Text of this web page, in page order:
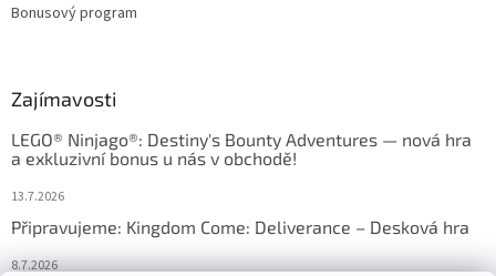
Bonusový program
Zajímavosti
LEGO® Ninjago®: Destiny's Bounty Adventures — nová hra
a exkluzivní bonus u nás v obchodě!
13.7.2026
Připravujeme: Kingdom Come: Deliverance – Desková hra
8.7.2026